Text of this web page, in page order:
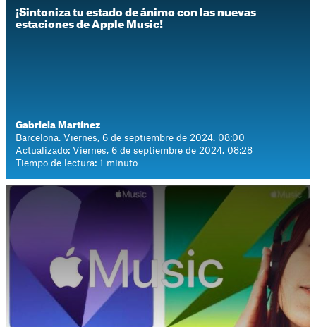
¡Sintoniza tu estado de ánimo con las nuevas
estaciones de Apple Music!
Gabriela Martínez
Barcelona. Viernes, 6 de septiembre de 2024. 08:00
Actualizado: Viernes, 6 de septiembre de 2024. 08:28
Tiempo de lectura: 1 minuto